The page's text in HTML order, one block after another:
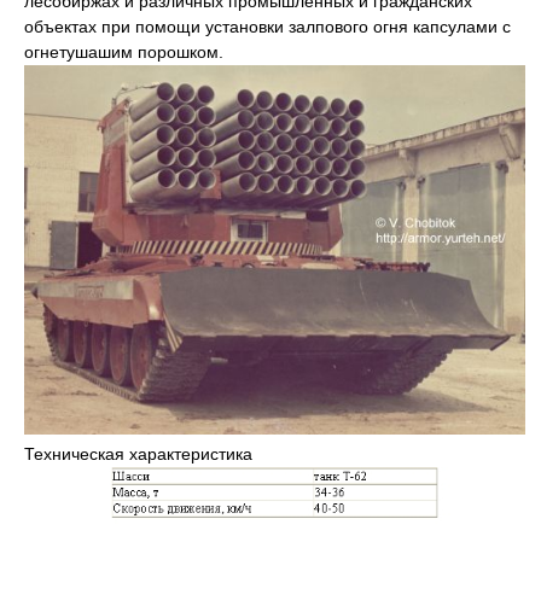
объектах при помощи установки залпового огня капсулами с
огнетушашим порошком.
Техническая характеристика